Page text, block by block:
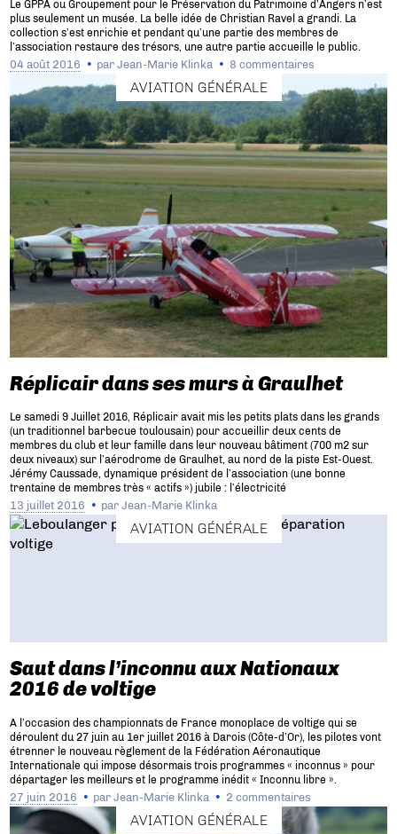
Le GPPA ou Groupement pour le Préservation du Patrimoine d’Angers n’est
plus seulement un musée. La belle idée de Christian Ravel a grandi. La
collection s’est enrichie et pendant qu’une partie des membres de
l’association restaure des trésors, une autre partie accueille le public.
04 août 2016 parJean-Marie Klinka 8 commentaires
AVIATION GÉNÉRALE
Réplicair dans ses murs à Graulhet
Le samedi 9 Juillet 2016, Réplicair avait mis les petits plats dans les grands
(un traditionnel barbecue toulousain) pour accueillir deux cents de
membres du club et leur famille dans leur nouveau bâtiment (700 m2 sur
deux niveaux) sur l’aérodrome de Graulhet, au nord de la piste Est-Ouest.
Jérémy Caussade, dynamique président de l’association (une bonne
trentaine de membres très « actifs ») jubile : l’électricité
13 juillet 2016 parJean-Marie Klinka
AVIATION GÉNÉRALE
Saut dans l’inconnu aux Nationaux
2016 de voltige
A l’occasion des championnats de France monoplace de voltige qui se
déroulent du 27 juin au 1er juillet 2016 à Darois (Côte-d’Or), les pilotes vont
étrenner le nouveau règlement de la Fédération Aéronautique
Internationale qui impose désormais trois programmes « inconnus » pour
départager les meilleurs et le programme inédit « Inconnu libre ».
27 juin 2016 parJean-Marie Klinka 2 commentaires
AVIATION GÉNÉRALE